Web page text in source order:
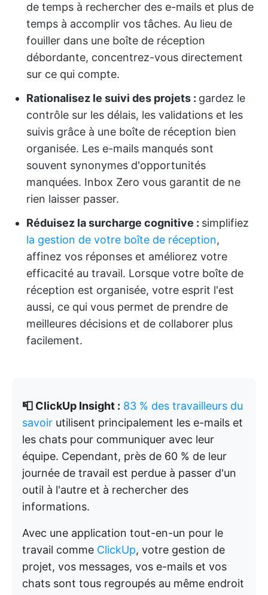
de temps à rechercher des e-mails et plus de
temps à accomplir vos tâches. Au lieu de
fouiller dans une boîte de réception
débordante, concentrez-vous directement
sur ce qui compte.
Rationalisez le suivi des projets : gardez le
contrôle sur les délais, les validations et les
suivis grâce à une boîte de réception bien
organisée. Les e-mails manqués sont
souvent synonymes d'opportunités
manquées. Inbox Zero vous garantit de ne
rien laisser passer.
Réduisez la surcharge cognitive : simplifiez
la gestion de votre boîte de réception,
affinez vos réponses et améliorez votre
efficacité au travail. Lorsque votre boîte de
réception est organisée, votre esprit l'est
aussi, ce qui vous permet de prendre de
meilleures décisions et de collaborer plus
facilement.
📮 ClickUp Insight : 83 % des travailleurs du
savoir utilisent principalement les e-mails et
les chats pour communiquer avec leur
équipe. Cependant, près de 60 % de leur
journée de travail est perdue à passer d'un
outil à l'autre et à rechercher des
informations.
Avec une application tout-en-un pour le
travail comme ClickUp, votre gestion de
projet, vos messages, vos e-mails et vos
chats sont tous regroupés au même endroit